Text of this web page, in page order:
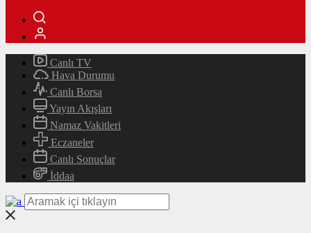
Canlı TV
Hava Durumu
Canlı Borsa
Yayın Akışları
Namaz Vakitleri
Eczaneler
Canlı Sonuçlar
İddaa